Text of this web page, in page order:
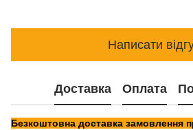
Написати
Доставка Оплата
Безкоштовна доставка замовлення